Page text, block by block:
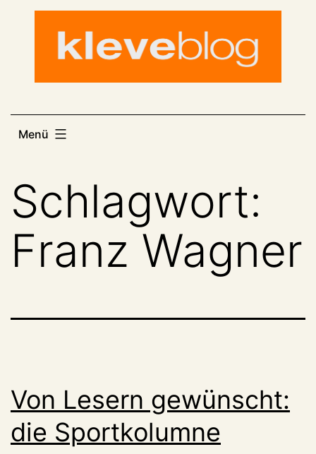
Menü
Schlagwort:
Franz Wagner
Von Lesern gewünscht:
die Sportkolumne